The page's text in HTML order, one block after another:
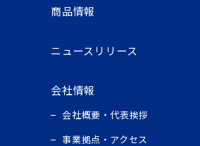
商品情報
ニュースリリース
会社情報
会社概要・代表挨拶
事業拠点・アクセス